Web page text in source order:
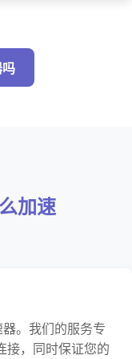
吗
加速
。我们的服务专
接，同时保证您的